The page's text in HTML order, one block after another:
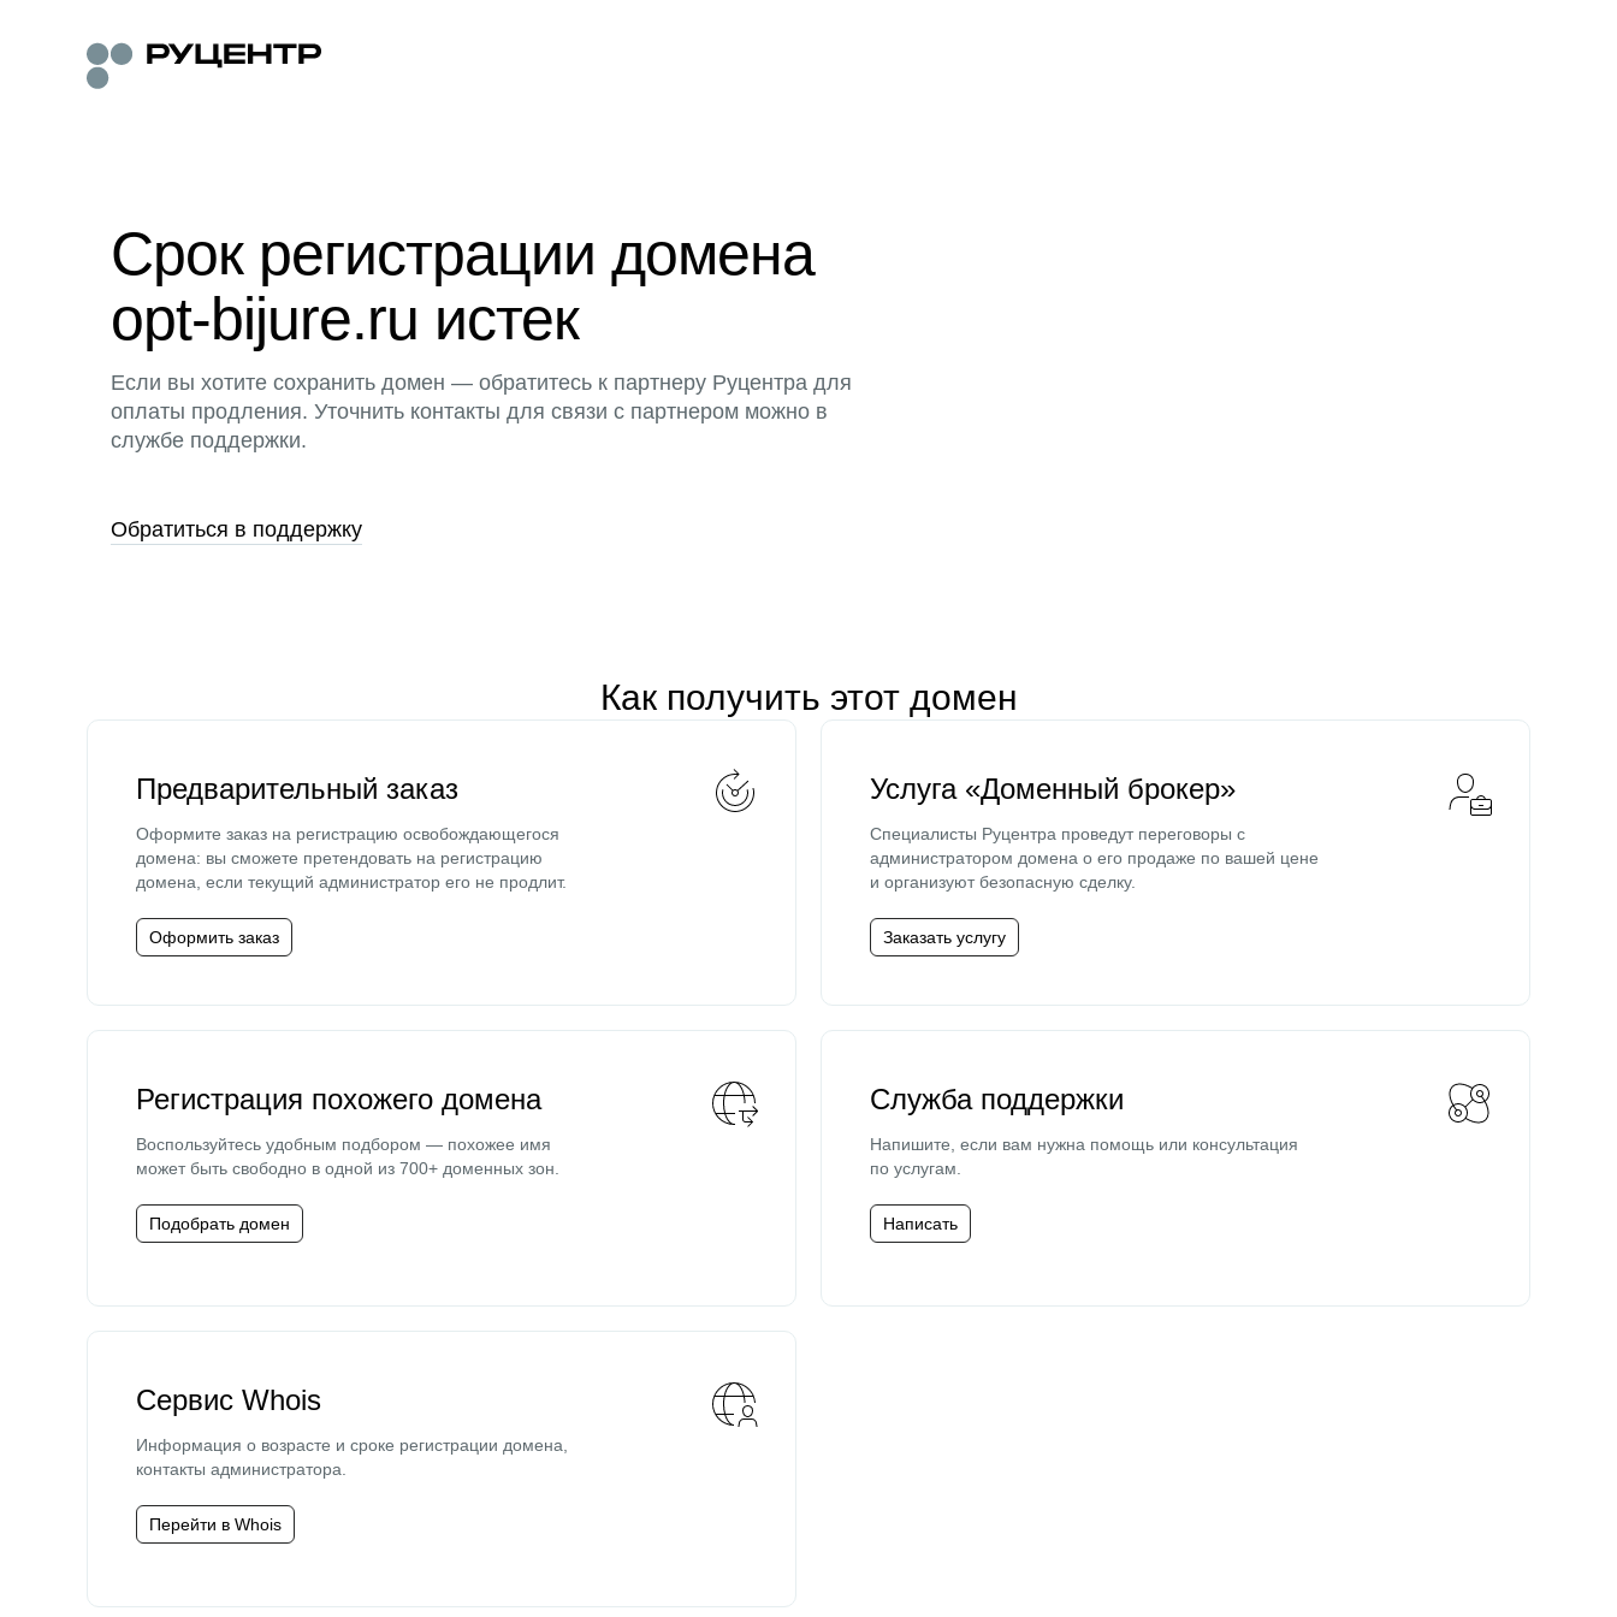
Срок регистрации домена
opt-bijure.ru истек
Если вы хотите сохранить домен — обратитесь к партнеру Руцентра для
оплаты продления. Уточнить контакты для связи с партнером можно в
службе поддержки.
Обратиться в поддержку
Как получить этот домен
Предварительный заказ
Оформите заказ на регистрацию освобождающегося
домена: вы сможете претендовать на регистрацию
домена, если текущий администратор его не продлит.
Оформить заказ
Услуга «Доменный брокер»
Специалисты Руцентра проведут переговоры с
администратором домена о его продаже по вашей цене
и организуют безопасную сделку.
Заказать услугу
Регистрация похожего домена
Воспользуйтесь удобным подбором — похожее имя
может быть свободно в одной из 700+ доменных зон.
Подобрать домен
Служба поддержки
Напишите, если вам нужна помощь или консультация
по услугам.
Написать
Сервис Whois
Информация о возрасте и сроке регистрации домена,
контакты администратора.
Перейти в Whois